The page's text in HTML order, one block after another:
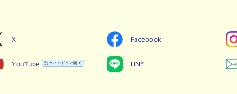
X Facebook
YouTube 別ウィンドウで開く LINE